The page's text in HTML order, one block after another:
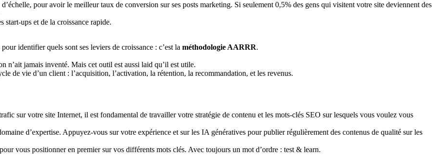
pour avoir le meilleur taux de conversion sur ses posts marketing. Si seulement 0,5% des gens qui visitent votre site deviennent des
start-ups et de la croissance rapide.
identifier quels sont ses leviers de croissance : c’est la méthodologie AARRR.
n’ait jamais inventé. Mais cet outil est aussi laid qu’il est utile.
de vie d’un client : l’acquisition, l’activation, la rétention, la recommandation, et les revenus.
sur votre site Internet, il est fondamental de travailler votre stratégie de contenu et les mots-clés SEO sur lesquels vous voulez vous
d’expertise. Appuyez-vous sur votre expérience et sur les IA génératives pour publier régulièrement des contenus de qualité sur les
vous positionner en premier sur vos différents mots clés. Avec toujours un mot d’ordre : test & learn.